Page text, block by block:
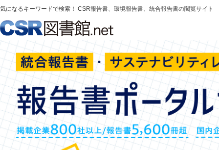
気になるキーワードで検索！ CSR報告書、環境報告書、統合報告書の閲覧サイト